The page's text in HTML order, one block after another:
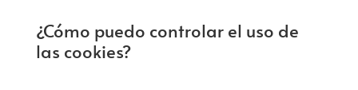
¿Cómo puedo controlar el uso de
las cookies?